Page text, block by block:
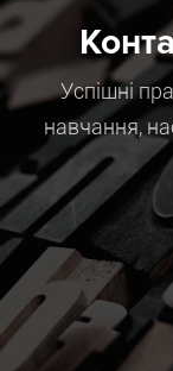
Успішні
навчання,